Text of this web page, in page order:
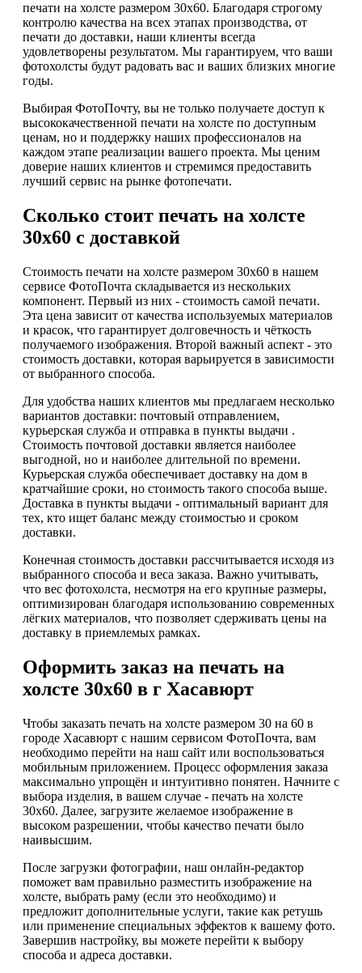
печати на холсте размером 30х60. Благодаря строгому
контролю качества на всех этапах производства, от
печати до доставки, наши клиенты всегда
удовлетворены результатом. Мы гарантируем, что ваши
фотохолсты будут радовать вас и ваших близких многие
годы.
Выбирая ФотоПочту, вы не только получаете доступ к
высококачественной печати на холсте по доступным
ценам, но и поддержку наших профессионалов на
каждом этапе реализации вашего проекта. Мы ценим
доверие наших клиентов и стремимся предоставить
лучший сервис на рынке фотопечати.
Сколько стоит печать на холсте
30х60 с доставкой
Стоимость печати на холсте размером 30х60 в нашем
сервисе ФотоПочта складывается из нескольких
компонент. Первый из них - стоимость самой печати.
Эта цена зависит от качества используемых материалов
и красок, что гарантирует долговечность и чёткость
получаемого изображения. Второй важный аспект - это
стоимость доставки, которая варьируется в зависимости
от выбранного способа.
Для удобства наших клиентов мы предлагаем несколько
вариантов доставки: почтовый отправлением,
курьерская служба и отправка в пункты выдачи .
Стоимость почтовой доставки является наиболее
выгодной, но и наиболее длительной по времени.
Курьерская служба обеспечивает доставку на дом в
кратчайшие сроки, но стоимость такого способа выше.
Доставка в пункты выдачи - оптимальный вариант для
тех, кто ищет баланс между стоимостью и сроком
доставки.
Конечная стоимость доставки рассчитывается исходя из
выбранного способа и веса заказа. Важно учитывать,
что вес фотохолста, несмотря на его крупные размеры,
оптимизирован благодаря использованию современных
лёгких материалов, что позволяет сдерживать цены на
доставку в приемлемых рамках.
Оформить заказ на печать на
холсте 30х60 в г Хасавюрт
Чтобы заказать печать на холсте размером 30 на 60 в
городе Хасавюрт с нашим сервисом ФотоПочта, вам
необходимо перейти на наш сайт или воспользоваться
мобильным приложением. Процесс оформления заказа
максимально упрощён и интуитивно понятен. Начните с
выбора изделия, в вашем случае - печать на холсте
30х60. Далее, загрузите желаемое изображение в
высоком разрешении, чтобы качество печати было
наивысшим.
После загрузки фотографии, наш онлайн-редактор
поможет вам правильно разместить изображение на
холсте, выбрать раму (если это необходимо) и
предложит дополнительные услуги, такие как ретушь
или применение специальных эффектов к вашему фото.
Завершив настройку, вы можете перейти к выбору
способа и адреса доставки.